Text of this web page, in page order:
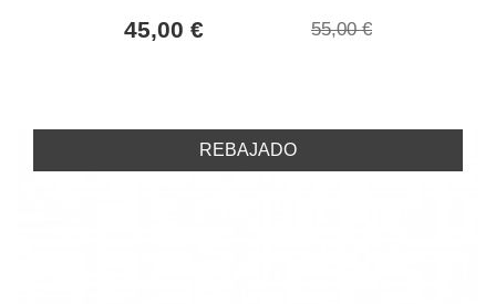
45,00 € 55,00 €
REBAJADO